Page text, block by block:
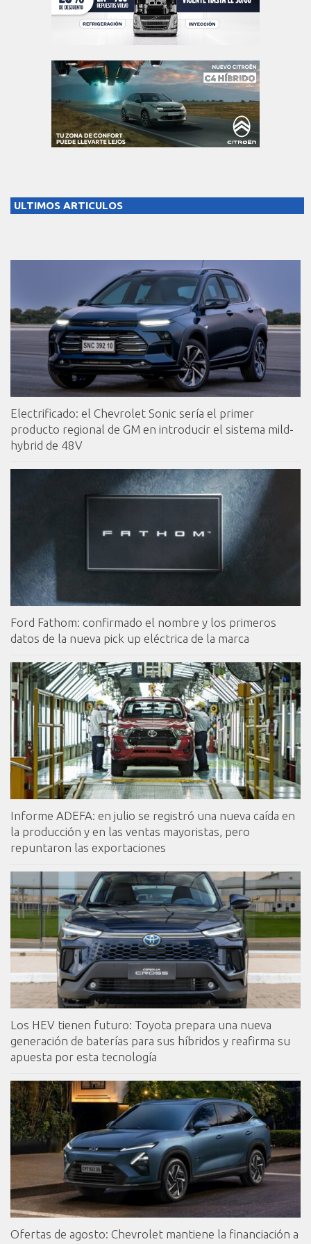
ULTIMOS ARTICULOS
Electrificado: el Chevrolet Sonic sería el primer
producto regional de GM en introducir el sistema mild-
hybrid de 48V
Ford Fathom: confirmado el nombre y los primeros
datos de la nueva pick up eléctrica de la marca
Informe ADEFA: en julio se registró una nueva caída en
la producción y en las ventas mayoristas, pero
repuntaron las exportaciones
Los HEV tienen futuro: Toyota prepara una nueva
generación de baterías para sus híbridos y reafirma su
apuesta por esta tecnología
Ofertas de agosto: Chevrolet mantiene la financiación a